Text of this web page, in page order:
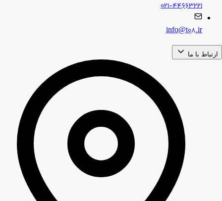
۰۲۱-۴۴۶۶۳۲۲۱
info@t08.ir
ارتباط با ما